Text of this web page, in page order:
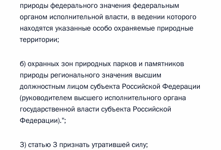
природы федерального значения федеральным
органом исполнительной власти, в ведении которого
находятся указанные особо охраняемые природные
территории;
б) охранных зон природных парков и памятников
природы регионального значения высшим
должностным лицом субъекта Российской Федерации
(руководителем высшего исполнительного органа
государственной власти субъекта Российской
Федерации).";
3) статью 3 признать утратившей силу;